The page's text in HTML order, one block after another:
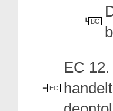
BC
EC
EC